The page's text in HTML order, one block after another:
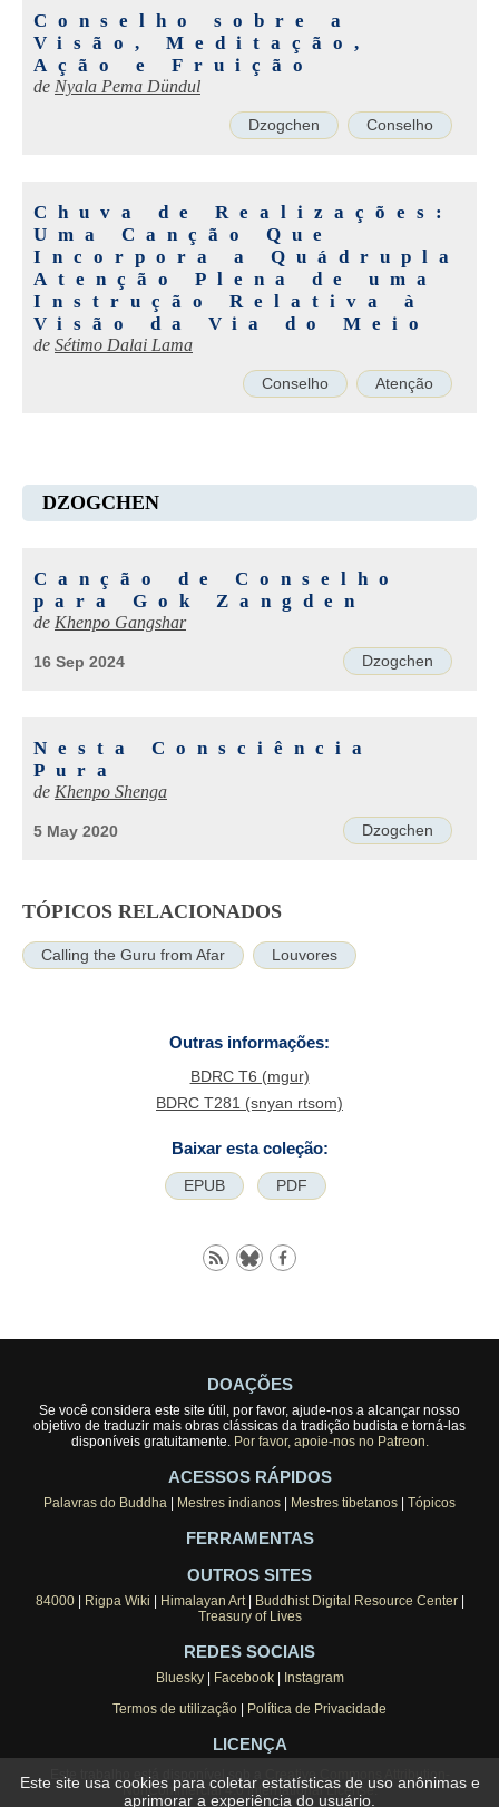
Conselho sobre a
Visão, Meditação,
Ação e Fruição
de Nyala Pema Dündul
Dzogchen Conselho
Chuva de Realizações:
Uma Canção Que
Incorpora a Quádrupla
Atenção Plena de uma
Instrução Relativa à
Visão da Via do Meio
de Sétimo Dalai Lama
Conselho Atenção
DZOGCHEN
Canção de Conselho
para Gok Zangden
de Khenpo Gangshar
Dzogchen
16 Sep 2024
Nesta Consciência
Pura
de Khenpo Shenga
Dzogchen
5 May 2020
TÓPICOS RELACIONADOS
Calling the Guru from Afar Louvores
Outras informações:
BDRC T6 (mgur)
BDRC T281 (snyan rtsom)
Baixar esta coleção:
EPUB PDF
DOAÇÕES
Se você considera este site útil, por favor, ajude-nos a alcançar nosso
objetivo de traduzir mais obras clássicas da tradição budista e torná-las
disponíveis gratuitamente. Por favor, apoie-nos no Patreon.
ACESSOS RÁPIDOS
Palavras do Buddha Mestres indianos Mestres tibetanos Tópicos
FERRAMENTAS
OUTROS SITES
84000| Rigpa Wiki Himalayan Art| Buddhist Digital Resource Center|
Treasury of Lives
REDES SOCIAIS
Bluesky| Facebook|
Instagram
Termos de utilização
Política de Privacidade
LICENÇA
Este trabalho está disponível sob a
Creative Commons Attribution-
NonCommercial 4.0 International License.
Este site usa cookies para coletar estatísticas de uso anônimas e
aprimorar a experiência do usuário.